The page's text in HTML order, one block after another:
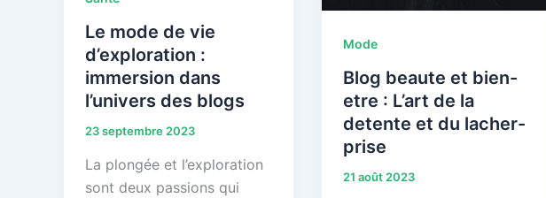
Le mode de vie
d’exploration :
immersion dans
l’univers des blogs
23 septembre 2023
La plongée et l’exploration
sont deux passions qui
Mode
Blog beaute et bien-
etre : L’art de la
detente et du lacher-
prise
21 août 2023